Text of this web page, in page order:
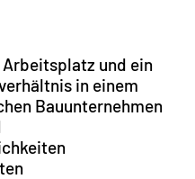
und ein
in einem
Bauunternehmen